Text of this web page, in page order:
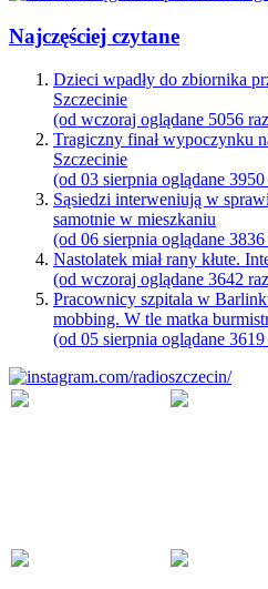
Najczęściej czytane
Dzieci wpadły do zbiornika
Szczecinie
(od wczoraj oglądane 5056
Tragiczny finał wypoczynku
Szczecinie
(od 03 sierpnia oglądane
Sąsiedzi interweniują w
samotnie w mieszkaniu
(od 06 sierpnia oglądane
Nastolatek miał rany kłute.
(od wczoraj oglądane 3642
Pracownicy szpitala w
mobbing. W tle matka
(od 05 sierpnia oglądane